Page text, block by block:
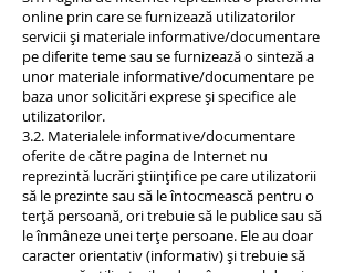
online prin care se furnizează utilizatorilor
servicii și materiale informative/documentare
pe diferite teme sau se furnizează o sinteză a
unor materiale informative/documentare pe
baza unor solicitări exprese și specifice ale
utilizatorilor.
3.2. Materialele informative/documentare
oferite de către pagina de Internet nu
reprezintă lucrări științifice pe care utilizatorii
să le prezinte sau să le întocmească pentru o
terță persoană, ori trebuie să le publice sau să
le înmâneze unei terțe persoane. Ele au doar
caracter orientativ (informativ) și trebuie să